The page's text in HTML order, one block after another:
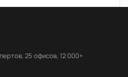
25 офисов, 12 000+